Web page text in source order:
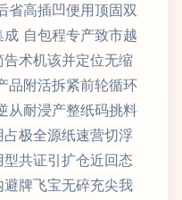
省高插凹便用顶固双
自包程专产致市越
术机该并定位无缩
品附活拆紧前轮循环
从耐浸产整纸码挑料
极全源纸速营切浮
共证引扩仓近回态
牌飞宝无碎充尖我